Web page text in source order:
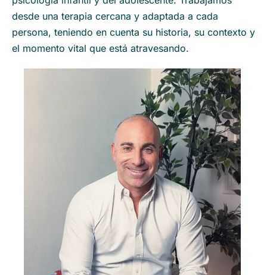
desde una terapia cercana y adaptada a cada
persona, teniendo en cuenta su historia, su contexto y
el momento vital que está atravesando.